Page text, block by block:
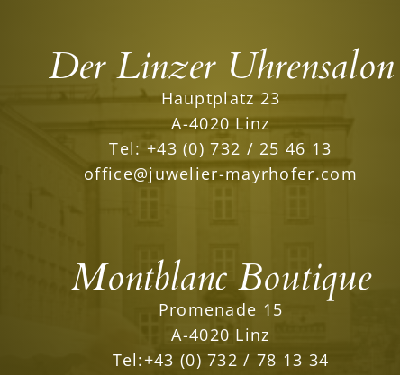
Der Linzer Uhrensalon
Hauptplatz 23
A-4020 Linz
Tel: +43 (0) 732 / 25 46 13
office@juwelier-mayrhofer.com
Montblanc Boutique
Promenade 15
A-4020 Linz
Tel:+43 (0) 732 / 78 13 34